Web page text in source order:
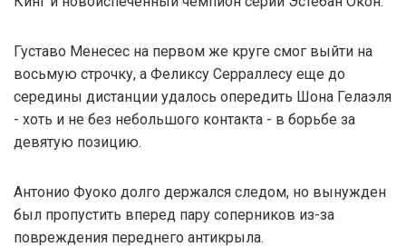
Густаво Менесес на первом же круге смог выйти на
восьмую строчку, а Феликсу Серраллесу еще до
середины дистанции удалось опередить Шона Гелаэля
- хоть и не без небольшого контакта - в борьбе за
девятую позицию.
Антонио Фуоко долго держался следом, но вынужден
был пропустить вперед пару соперников из-за
повреждения переднего антикрыла.